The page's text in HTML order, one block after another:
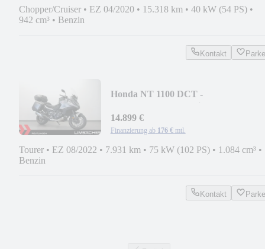
Chopper/Cruiser • EZ 04/2020 • 15.318 km • 40 kW (54 PS) •
942 cm³ • Benzin
Kontakt
Honda NT 1100 DCT -
14.899 €
Finanzierung ab 176 € mtl.
Tourer • EZ 08/2022 • 7.931 km • 75 kW (102 PS) • 1.084 cm³ •
Benzin
Kontakt